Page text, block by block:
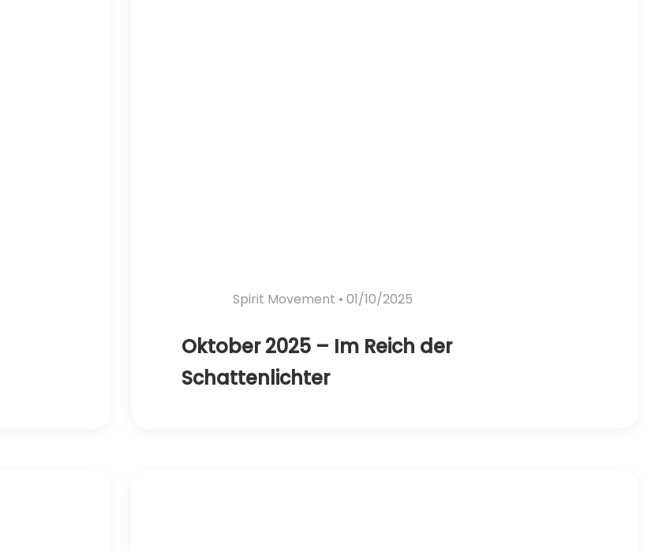
Spirit Movement • 01/10/2025
Oktober 2025 – Im Reich der
Schattenlichter